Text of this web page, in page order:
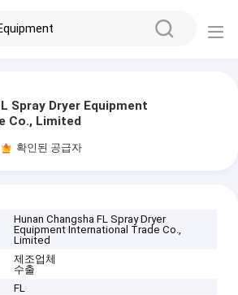
Dryer Equipment
Co., Limited
확인된 공급자
Hunan Changsha FL Spray Dryer
Equipment International Trade Co.,
Limited
제조업체
수출
FL